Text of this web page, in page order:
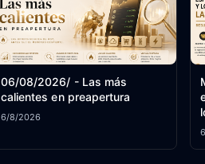
06/08/2026/ - Las más
calientes en preapertura
6/8/2026